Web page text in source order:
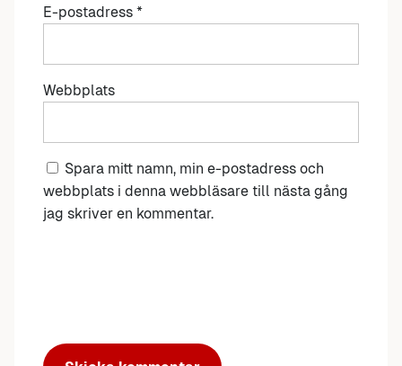
E-postadress *
Webbplats
Spara mitt namn, min e-postadress och
webbplats i denna webbläsare till nästa gång
jag skriver en kommentar.